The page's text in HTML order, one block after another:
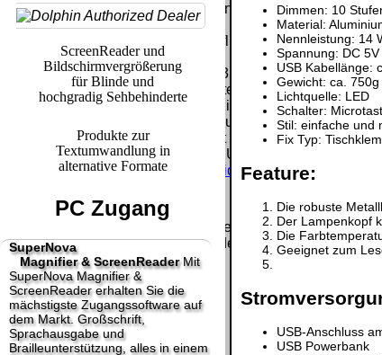
Dimmen: 10
Material:
Nennleistung: 14
Spannung: DC 5V
USB Kabellänge:
Gewicht: ca. 750g
Lichtquelle: LED
Schalter:
Stil: einfache und
Fix Typ:
Feature:
Die robuste
Der Lampenkopf
Die
Geeignet zum
USB-Anschluss
USB Powerbank
ScreenReader und
Bildschirmvergrößerung
für Blinde und
hochgradig Sehbehinderte
Produkte zur
Textumwandlung in
alternative Formate
PC Zugang
SuperNova
Magnifier & ScreenReaderMit
SuperNova Magnifier &
ScreenReader erhalten Sie die
mächstigste Zugangssoftware auf
dem Markt. Großschrift,
Sprachausgabe und
Brailleunterstützung, alles in einem
Die in diesem Dokument genannten Warenzeichen sind
vorbehalten.
letzte Änderung: 20. Januar 2025 fluSoft Spezial Computer
Mit einem Urteil vom 12.05.1998 - 312 O 85/98 - Haftung
Links, die Inhalte der gelinkten Seite ggf. mit zu
Inhalten distanziert. Hiermit distanzieren wir uns
Inhalte nicht zu eigen. Diese Erklärung gilt für alle auf
Die Europäische Kommission stellt eine Plattform zur
http://ec.europa.eu/consumers/odr/
Unsere E-Mailadresse
Seitenanfang Impressum Widerruf Datenschutz
Diese Website nutzt Cookies, um bestmögliche
This website uses cookies to provide the best possible
Ok, verstanden Mehr Infos